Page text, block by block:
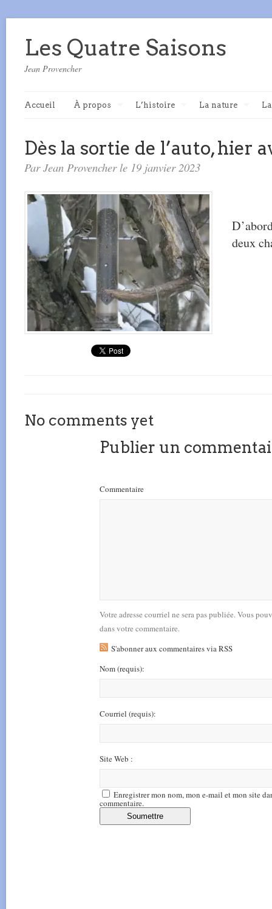
Les Quatre Saisons
Jean Provencher
Accueil À propos L’histoire La nature
Dès la sortie de l’auto, hier
Par Jean Provencher le 19 janvier 2023
deux
No comments yet
Publier un
Commentaire
Votre adresse courriel ne sera pas publiée. Vous
dans votre commentaire.
S'abonner aux commentaires via RSS
Nom(requis):
Courriel (requis):
Site Web :
Enregistrer mon nom, mon e-mail et mon site
commentaire.